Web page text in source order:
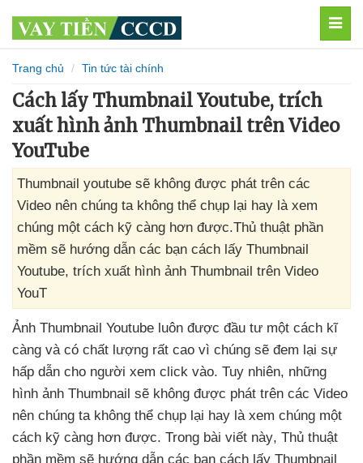
Trang chủ Tin tức tài chính
Cách lấy Thumbnail Youtube, trích
xuất hình ảnh Thumbnail trên Video
YouTube
Thumbnail youtube sẽ không được phát trên các
Video nên chúng ta không thể chụp lại hay là xem
chúng một cách kỹ càng hơn được.Thủ thuật phần
mềm sẽ hướng dẫn các bạn cách lấy Thumbnail
Youtube, trích xuất hình ảnh Thumbnail trên Video
YouT
Ảnh Thumbnail Youtube luôn được đầu tư một cách kĩ
càng và có chất lượng rất cao vì chúng sẽ đem lại sự
hấp dẫn cho người xem click vào. Tuy nhiên, những
hình ảnh Thumbnail sẽ không được phát trên các Video
nên chúng ta không thể chụp lại hay là xem chúng một
cách kỹ càng hơn được. Trong bài viết này, Thủ thuật
phần mềm sẽ hướng dẫn các bạn cách lấy Thumbnail